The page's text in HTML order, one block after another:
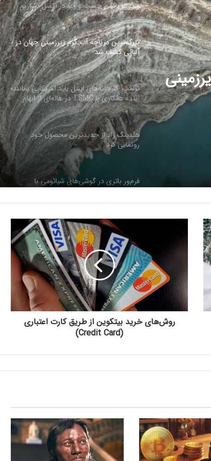
با
آلبانی کشف شد
ترامپ: کارخانه‌های اینتل باید آمریکایی بمانند؛
آینده همکاری با TSMC در هاله‌ای از ابهام
هلدینگ راد از جدیدترین محصول خود
رونمایی کرد
فرم‌ور باتری در گوشی‌های شیائومی با
سیستم‌عامل HyperOS 2.0 به‌روزرسانی
مخفی دریافت کرد
بیشتر مواد با حرارت‌دادن نرم می‌شوند؛ پس
مایکروسافت پشتیبانی از پردازنده‌های نسل ۱۰
اینتل را در ویندوز Windows 11 24H2 کنار
گذاشت؛ پایانی بر عصر کامت‌لیک
نسل جدید مانیتور استودیو دیسپلی اپل سال
۲۰۲۶ از راه می‌رسد؛ گزارش بلومبرگ
همراه اول | مودم‌های رومیزی 5G انتخاب اول
گیمرها، محتواسازان و کسب‌وکارها
کالابرگ الکترونیک ۱۰ اسفند به ۷ دهک
بزرگ‌ترین دریاچه آب گرم زیرزمینی جهان در
ی
ر
ی
ت
ا
ز
ط
ر
ی
روش‌های خرید بیتکوین از طریق کارت اعتباری
(Credit Card)